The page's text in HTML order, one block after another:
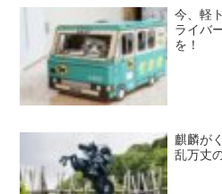
今、軽
ライバ
を！
麒麟が
乱万丈